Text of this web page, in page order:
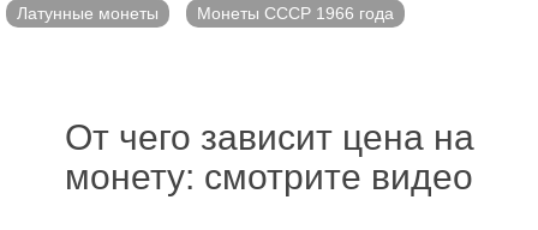
Латунные монеты Монеты СССР 1966 года
От чего зависит цена на
монету: смотрите видео